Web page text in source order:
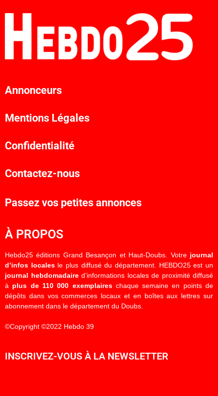
Annonceurs
Mentions Légales
Confidentialité
Contactez-nous
Passez vos petites annonces
À PROPOS
Hebdo25 éditions Grand Besançon et Haut-Doubs. Votre journal
d’infos localesle plus diffusé du département. HEBDO25 est un
journal hebdomadaired’informations locales de proximité diffusé
à plus de 110 000 exemplaireschaque semaine en points de
dépôts dans vos commerces locaux et en boîtes aux lettres sur
abonnement dans le département du Doubs.
©Copyright ©2022 Hebdo 39
INSCRIVEZ-VOUS À LA NEWSLETTER